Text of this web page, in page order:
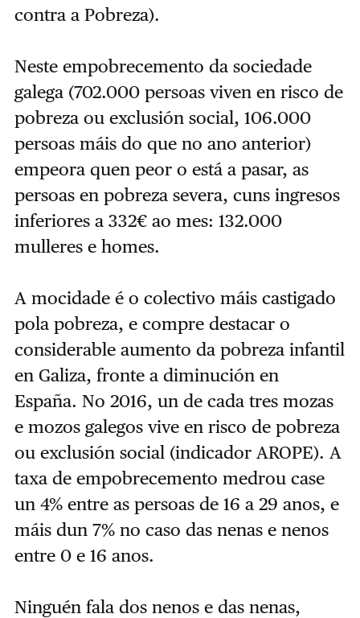
contra a Pobreza).
Neste empobrecemento da sociedade
galega (702.000 persoas viven en risco de
pobreza ou exclusión social, 106.000
persoas máis do que no ano anterior)
empeora quen peor o está a pasar, as
persoas en pobreza severa, cuns ingresos
inferiores a 332€ ao mes: 132.000
mulleres e homes.
A mocidade é o colectivo máis castigado
pola pobreza, e compre destacar o
considerable aumento da pobreza infantil
en Galiza, fronte a diminución en
España. No 2016, un de cada tres mozas
e mozos galegos vive en risco de pobreza
ou exclusión social (indicador AROPE). A
taxa de empobrecemento medrou case
un 4% entre as persoas de 16 a 29 anos, e
máis dun 7% no caso das nenas e nenos
entre 0 e 16 anos.
Ninguén fala dos nenos e das nenas,